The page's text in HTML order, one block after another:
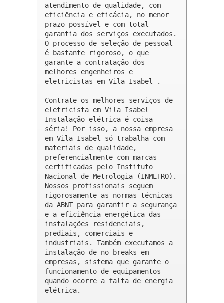
atendimento de qualidade, com
eficiência e eficácia, no menor
prazo possível e com total
garantia dos serviços executados.
O processo de seleção de pessoal
é bastante rigoroso, o que
garante a contratação dos
melhores engenheiros e
eletricistas em Vila Isabel .
Contrate os melhores serviços de
eletricista em Vila Isabel
Instalação elétrica é coisa
séria! Por isso, a nossa empresa
em Vila Isabel só trabalha com
materiais de qualidade,
preferencialmente com marcas
certificadas pelo Instituto
Nacional de Metrologia (INMETRO).
Nossos profissionais seguem
rigorosamente as normas técnicas
da ABNT para garantir a segurança
e a eficiência energética das
instalações residenciais,
prediais, comerciais e
industriais. Também executamos a
instalação de no breaks em
empresas, sistema que garante o
funcionamento de equipamentos
quando ocorre a falta de energia
elétrica.